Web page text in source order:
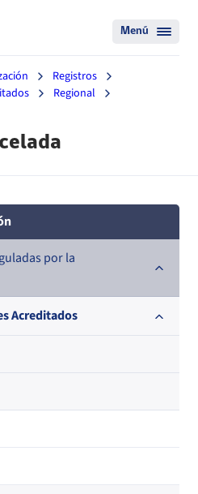
Menú
Registros
Regional
por la
Acreditados